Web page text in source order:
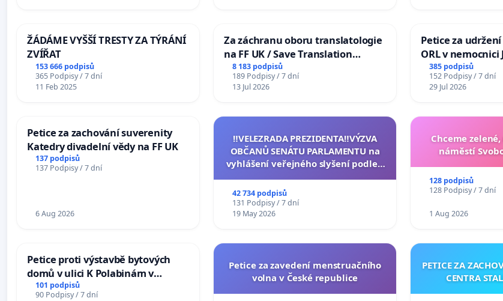
ŽÁDÁME VYŠŠÍ TRESTY ZA TÝRÁNÍ
ZVÍŘAT
153 666 podpisů
365 Podpisy / 7 dní
11 Feb 2025
Za záchranu oboru translatologie
na FF UK / Save Translation
Studies at the Faculty of Arts,
Charles University
8 183 podpisů
189 Podpisy / 7 dní
13 Jul 2026
Petice za
ORL v
Hradec
385 podpisů
152 Podpisy / 7 dní
29 Jul 2026
Petice za zachování suverenity
Katedry divadelní vědy na FF UK
137 podpisů
137 Podpisy / 7 dní
6 Aug 2026
‼️VELEZRADA PREZIDENTA‼️VÝZVA
OBČANŮ SENÁTU PARLAMENTU na
vyhlášení veřejného slyšení podle §
na přijetí usnesení k podání ústavní
žaloby na prezidenta republiky
42 734 podpisů
131 Podpisy / 7 dní
19 May 2026
Chceme
náměstí
128 podpisů
128 Podpisy / 7 dní
1 Aug 2026
Petice proti výstavbě bytových
domů v ulici K Polabinám v
Pardubicích
101 podpisů
90 Podpisy / 7 dní
Petice za zavedení menstruačního
volna v České republice
PETICE ZA
CENTRA